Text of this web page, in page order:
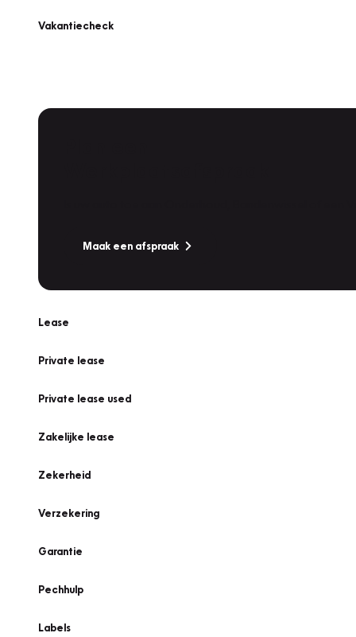
Vakantiecheck
Maak een afspraak
Lease
Private lease
Private lease used
Zakelijke lease
Zekerheid
Verzekering
Garantie
Pechhulp
Labels